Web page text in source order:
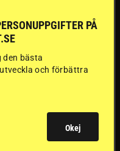
mot
handlar om
“Gummi”
PÅ
den bästa
och förbättra
Okej